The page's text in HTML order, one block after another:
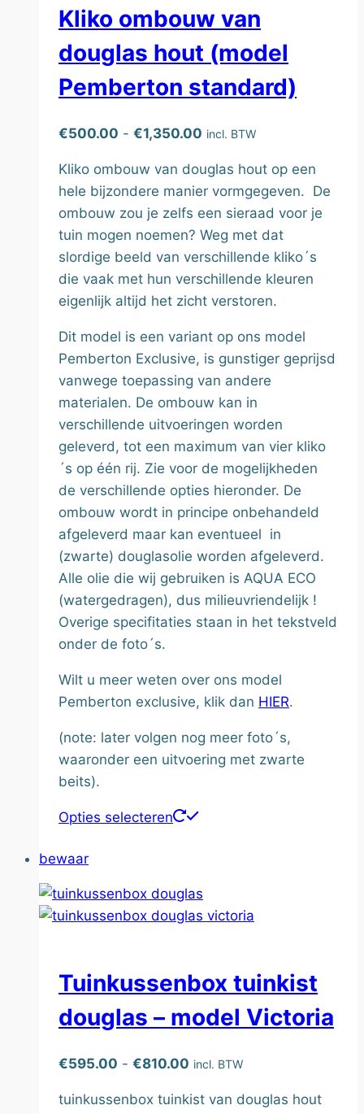
gekozen
worden
de
Kliko ombouw van
douglas hout (model
Pemberton standard)
€500.00 - €1,350.00 Prijsklasse:
tot
€1,350.00
incl. BTW
Kliko ombouw van douglas hout op een
hele bijzondere manier vormgegeven. De
ombouw zou je zelfs een sieraad voor je
tuin mogen noemen? Weg met dat
slordige beeld van verschillende kliko´s
die vaak met hun verschillende kleuren
eigenlijk altijd het zicht verstoren.
Dit model is een variant op ons model
Pemberton Exclusive, is gunstiger geprijsd
vanwege toepassing van andere
materialen. De ombouw kan in
verschillende uitvoeringen worden
geleverd, tot een maximum van vier kliko
´s op één rij. Zie voor de mogelijkheden
de verschillende opties hieronder. De
ombouw wordt in principe onbehandeld
afgeleverd maar kan eventueel in
(zwarte) douglasolie worden afgeleverd.
Alle olie die wij gebruiken is AQUA ECO
(watergedragen), dus milieuvriendelijk !
Overige specifitaties staan in het tekstveld
onder de foto´s.
Wilt u meer weten over ons model
Pemberton exclusive, klik dan HIER.
(note: later volgen nog meer foto´s,
waaronder een uitvoering met zwarte
beits).
Opties selecteren
Dit
variaties.
Deze
gekozen
worden
de
bewaar
Tuinkussenbox tuinkist
douglas – model Victoria
€595.00 - €810.00 Prijsklasse:
tot
incl. BTW
tuinkussenbox tuinkist van douglas hout